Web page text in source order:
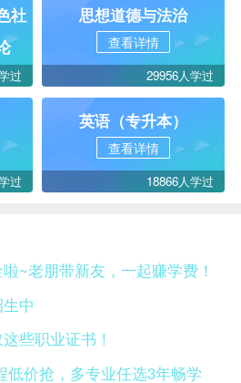
社
过
思想道德与法治
查看详情
29956人学过
过
英语（专升本）
查看详情
18866人学过
~老朋带新友，一起赚学费！
中
些职业证书！
低价抢，多专业任选3年畅学